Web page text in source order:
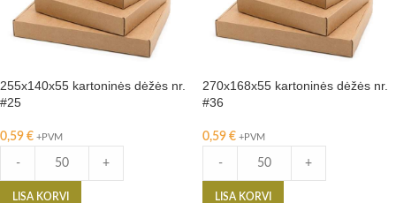
255x140x55 kartoninės dėžės nr.
#25
0,59 € +PVM
- +
LISA KORVI
270x168x55 kartoninės dėžės nr.
#36
0,59 € +PVM
- +
LISA KORVI